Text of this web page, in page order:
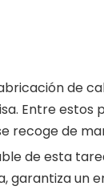
de
Entre estos
recoge de
de esta
garantiza un